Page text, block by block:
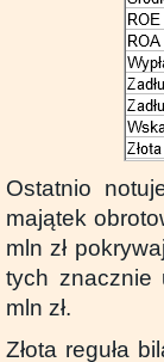
Ostatnio
majątek
mln zł
tych znacznie
mln zł.
Złota reguła